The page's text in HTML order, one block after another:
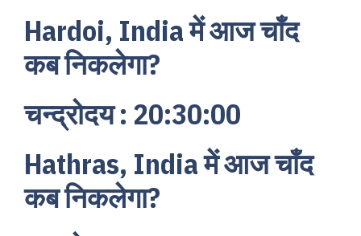
Hardoi, India में आज चाँद
कब निकलेगा?
चन्द्रोदय : 20:30:00
Hathras, India में आज चाँद
कब निकलेगा?